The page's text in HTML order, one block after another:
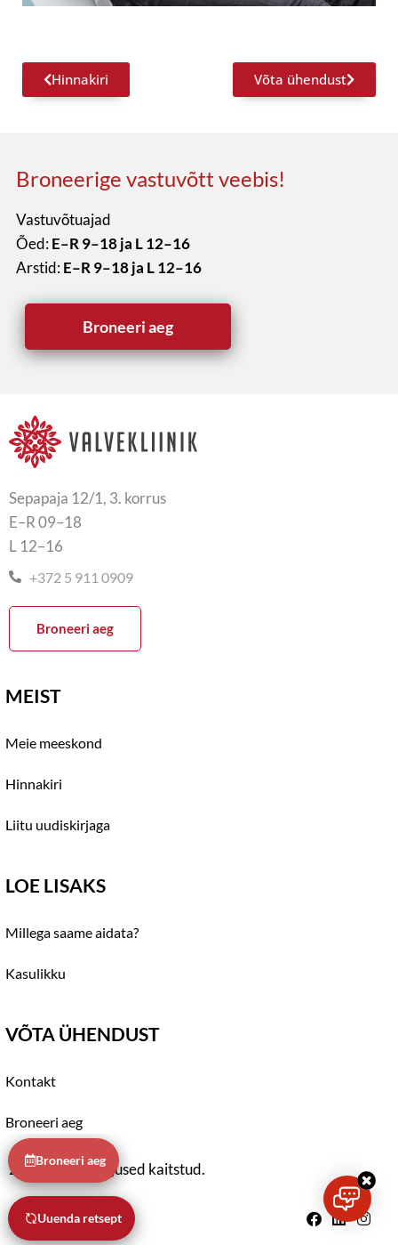
Hinnakiri Võta ühendust
Broneerige vastuvõtt veebis!
Vastuvõtuajad
Õed:E–R 9–18 ja L 12–16
Arstid:E–R 9–18 ja L 12–16
Broneeri aeg
Sepapaja 12/1, 3. korrus
E–R 09–18
L 12–16
+372 5 911 0909
Broneeri aeg
MEIST
Meie meeskond
Hinnakiri
Liitu uudiskirjaga
LOE LISAKS
Millega saame aidata?
Kasulikku
VÕTA ÜHENDUST
Kontakt
Broneeri aeg
2021 © Kõik õigused kaitstud.
Privaatsuspoliitika
Broneeri aeg
Uuenda retsept